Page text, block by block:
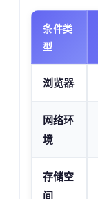
条件类
型
浏览器
网络环
境
存储空
间